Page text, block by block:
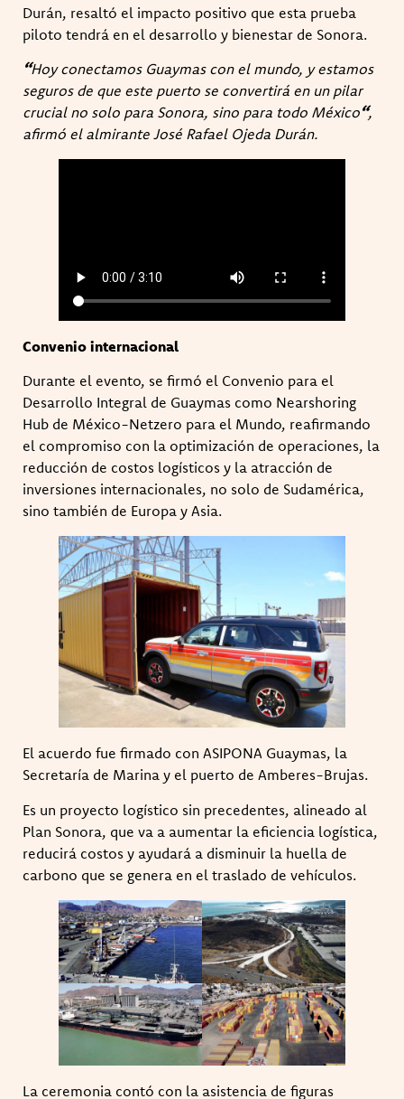
Durán, resaltó el impacto positivo que esta prueba
piloto tendrá en el desarrollo y bienestar de Sonora.
“Hoy conectamos Guaymas con el mundo, y estamos
seguros de que este puerto se convertirá en un pilar
crucial no solo para Sonora, sino para todo México“,
afirmó el almirante José Rafael Ojeda Durán.
Convenio internacional
Durante el evento, se firmó el Convenio para el
Desarrollo Integral de Guaymas como Nearshoring
Hub de México-Netzero para el Mundo, reafirmando
el compromiso con la optimización de operaciones, la
reducción de costos logísticos y la atracción de
inversiones internacionales, no solo de Sudamérica,
sino también de Europa y Asia.
El acuerdo fue firmado con ASIPONA Guaymas, la
Secretaría de Marina y el puerto de Amberes-Brujas.
Es un proyecto logístico sin precedentes, alineado al
Plan Sonora, que va a aumentar la eficiencia logística,
reducirá costos y ayudará a disminuir la huella de
carbono que se genera en el traslado de vehículos.
La ceremonia contó con la asistencia de figuras